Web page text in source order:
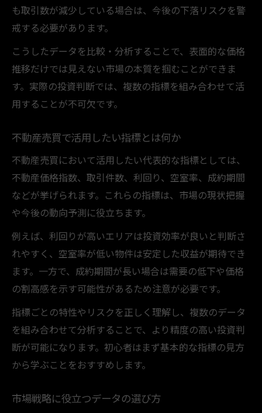
も取引数が減少している場合は、今後の下落リスクを警
戒する必要があります。
こうしたデータを比較・分析することで、表面的な価格
推移だけでは見えない市場の本質を掴むことができま
す。実際の投資判断では、複数の指標を組み合わせて活
用することが不可欠です。
不動産売買で活用したい指標とは何か
不動産売買において活用したい代表的な指標としては、
不動産価格指数、取引件数、利回り、空室率、成約期間
などが挙げられます。これらの指標は、市場の現状把握
や今後の動向予測に役立ちます。
例えば、利回りが高いエリアは投資効率が良いと判断さ
れやすく、空室率が低い物件は安定した収益が期待でき
ます。一方で、成約期間が長い場合は需要の低下や価格
の割高感を示す可能性があるため注意が必要です。
指標ごとの特性やリスクを正しく理解し、複数のデータ
を組み合わせて分析することで、より精度の高い投資判
断が可能になります。初心者はまず基本的な指標の見方
から学ぶことをおすすめします。
市場戦略に役立つデータの選び方